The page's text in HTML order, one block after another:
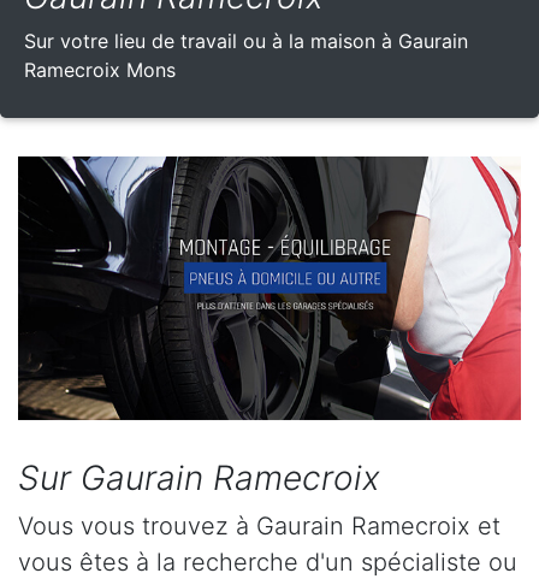
Sur votre lieu de travail ou à la maison à Gaurain
Ramecroix Mons
Sur Gaurain Ramecroix
Vous vous trouvez à Gaurain Ramecroix et
vous êtes à la recherche d'un spécialiste ou